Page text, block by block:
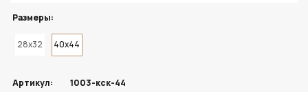
Размеры:
28x32 40x44
Артикул: 1003-кск-44